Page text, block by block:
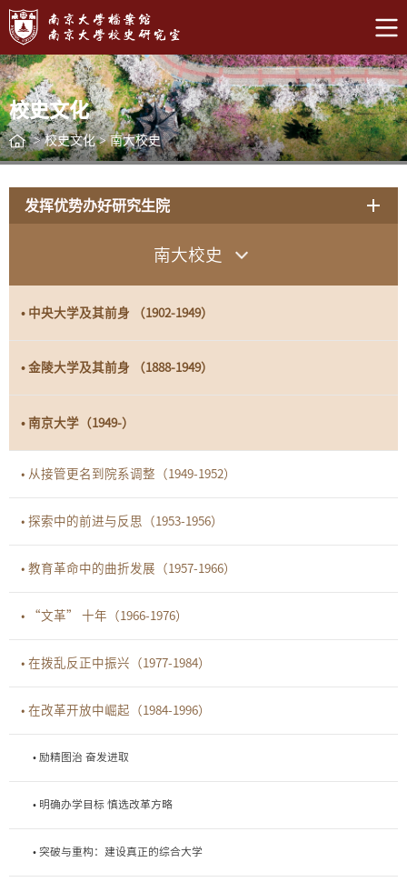
校史文化
> 校史文化 > 南大校史
发挥优势办好研究生院
南大校史
• 中央大学及其前身 （1902-1949）
• 金陵大学及其前身 （1888-1949）
• 南京大学（1949-）
• 从接管更名到院系调整（1949-1952）
• 探索中的前进与反思（1953-1956）
• 教育革命中的曲折发展（1957-1966）
• “文革” 十年（1966-1976）
• 在拨乱反正中振兴（1977-1984）
• 在改革开放中崛起（1984-1996）
• 励精图治 奋发进取
• 明确办学目标 慎选改革方略
• 突破与重构：建设真正的综合大学